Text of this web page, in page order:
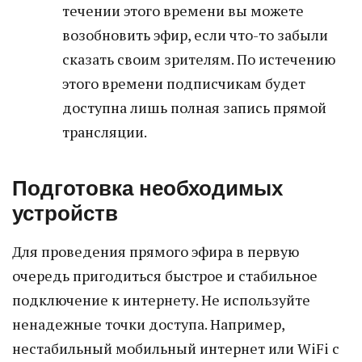
течении этого времени вы можете
возобновить эфир, если что-то забыли
сказать своим зрителям. По истечению
этого времени подписчикам будет
доступна лишь полная запись прямой
трансляции.
Подготовка необходимых
устройств
Для проведения прямого эфира в первую
очередь пригодиться быстрое и стабильное
подключение к интернету. Не используйте
ненадежные точки доступа. Например,
нестабильный мобильный интернет или WiFi с